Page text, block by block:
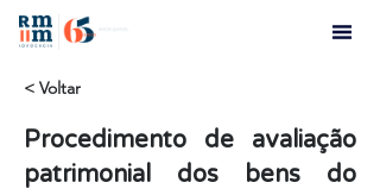
< Voltar
Procedimento de avaliação
patrimonial dos bens do